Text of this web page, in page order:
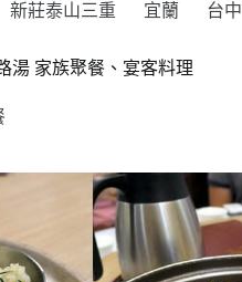
新莊泰山三重 宜蘭 台中
湯 家族聚餐、宴客料理